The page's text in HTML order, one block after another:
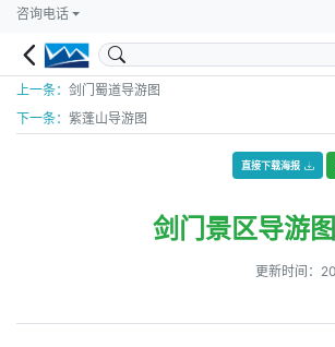
咨询电话
上一条： 剑门蜀道导游图
下一条： 紫蓬山导游图
直接下载海报
剑门景区导游图
更新时间：